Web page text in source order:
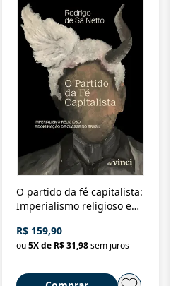
O partido da fé capitalista:
Imperialismo religioso e
Brasil
R$ 159,90
ou5X de R$ 31,98sem juros